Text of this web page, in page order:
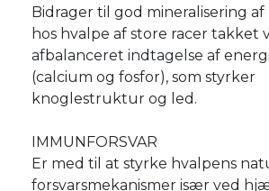
Bidrager til god mineralisering
hos hvalpe af store racer takket
afbalanceret indtagelse af
(calcium og fosfor), som styrker
knoglestruktur og led.
IMMUNFORSVAR
Er med til at styrke hvalpens
forsvarsmekanismer især ved